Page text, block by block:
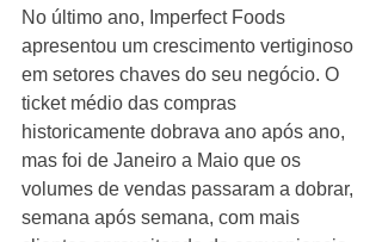
No último ano, Imperfect Foods
apresentou um crescimento vertiginoso
em setores chaves do seu negócio. O
ticket médio das compras
historicamente dobrava ano após ano,
mas foi de Janeiro a Maio que os
volumes de vendas passaram a dobrar,
semana após semana, com mais